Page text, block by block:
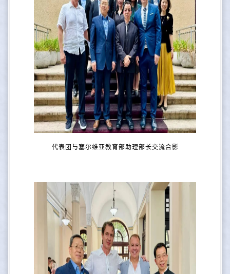
代表团与塞尔维亚教育部助理部长交流合影